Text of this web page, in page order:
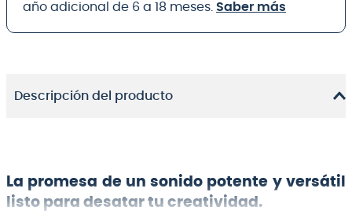
año adicional de 6 a 18 meses. Saber más
Descripción del producto
La promesa de un sonido potente y versátil
listo para desatar tu creatividad.